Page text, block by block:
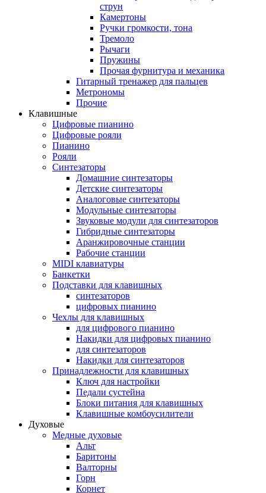
струн
Камертоны
Ручки громкости, тона
Тремоло
Рычаги
Пружины
Прочая фурнитура и механика
Гитарный тренажер для пальцев
Метрономы
Прочие
Клавишные
Цифровые пианино
Цифровые рояли
Пианино
Рояли
Синтезаторы
Домашние синтезаторы
Детские синтезаторы
Аналоговые синтезаторы
Модульные синтезаторы
Звуковые модули для синтезаторов
Гибридные синтезаторы
Аранжировочные станции
Рабочие станции
MIDI клавиатуры
Банкетки
Подставки для клавишных
синтезаторов
цифровых пианино
Чехлы для клавишных
для цифрового пианино
Накидки для цифровых пианино
для синтезаторов
Накидки для синтезаторов
Принадлежности для клавишных
Ключ для настройки
Педали сустейна
Блоки питания для клавишных
Клавишные комбоусилители
Духовые
Медные духовые
Альт
Баритоны
Валторны
Горн
Корнет